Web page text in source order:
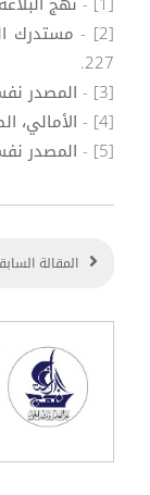
227.
[3] - المصدر نفسه.
[4] - الأمالي، الطوسي: 531.
[5] - المصدر نفسه: 539.
المقالة